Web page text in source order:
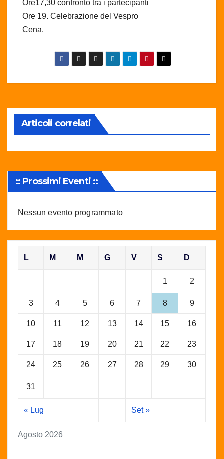
Ore17,30 confronto tra i partecipanti
Ore 19. Celebrazione del Vespro
Cena.
Articoli correlati
:: Prossimi Eventi ::
Nessun evento programmato
Agosto 2026
L M M G V S D
1 2
3 4 5 6 7 8 9
10 11 12 13 14 15 16
17 18 19 20 21 22 23
24 25 26 27 28 29 30
31
« Lug Set »